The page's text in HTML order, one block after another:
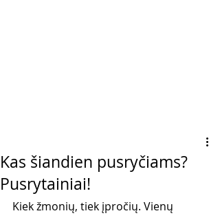
Kas šiandien pusryčiams?
Pusrytainiai!
Kiek žmonių, tiek įpročių. Vienų